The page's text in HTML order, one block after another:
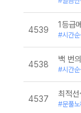
4539
1등급
#시간
4538
백 번
#시간
4537
최적
#문풀